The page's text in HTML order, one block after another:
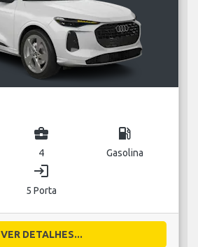
business_center
4
local_gas_station
Gasolina
login
5 Porta
VER DETALHES...